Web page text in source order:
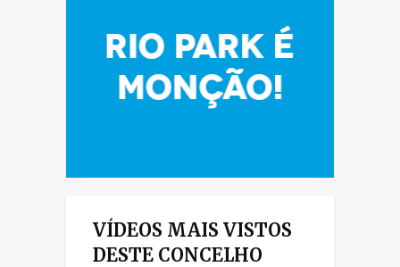
VÍDEOS MAIS VISTOS
DESTE CONCELHO